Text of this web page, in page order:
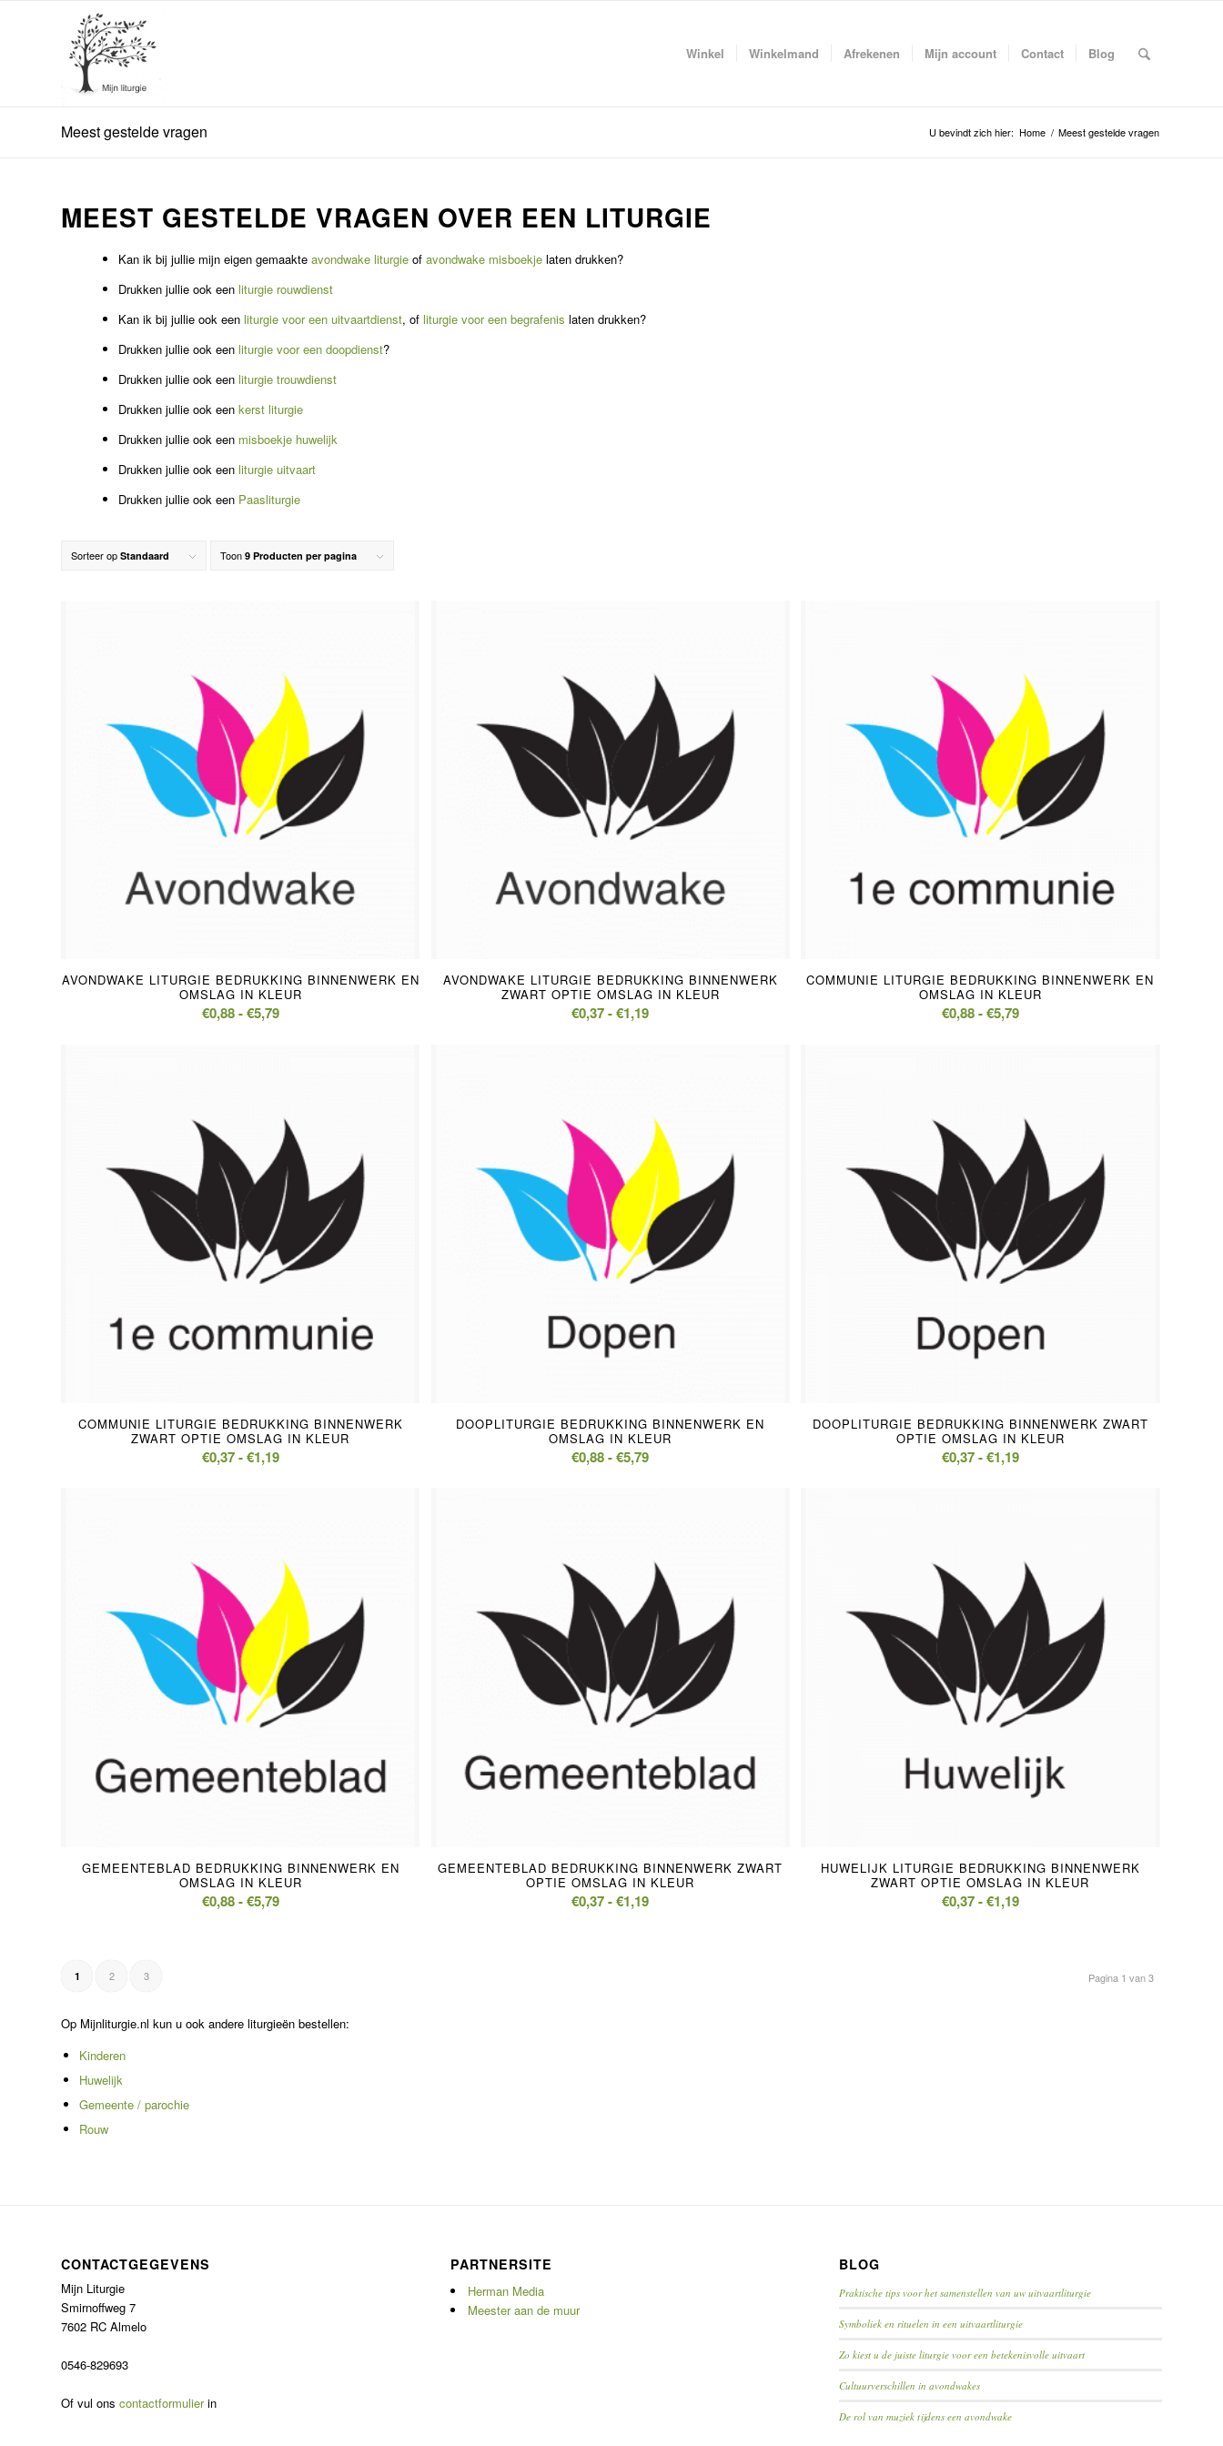
Winkel Winkelmand Afrekenen Mijn account Contact Blog
Meest gestelde vragen U bevindt zich hier: Home / Meest gestelde vragen
MEEST GESTELDE VRAGEN OVER EEN LITURGIE
Kan ik bij jullie mijn eigen gemaakte avondwake liturgie of avondwake misboekje laten drukken?
Drukken jullie ook een liturgie rouwdienst
Kan ik bij jullie ook een liturgie voor een uitvaartdienst, of liturgie voor een begrafenis laten drukken?
Drukken jullie ook een liturgie voor een doopdienst?
Drukken jullie ook een liturgie trouwdienst
Drukken jullie ook een kerst liturgie
Drukken jullie ook een misboekje huwelijk
Drukken jullie ook een liturgie uitvaart
Drukken jullie ook een Paasliturgie
Sorteer op Standaard Toon 9 Producten per pagina
AVONDWAKE LITURGIE BEDRUKKING BINNENWERK EN
OMSLAG IN KLEUR
€0,88-€5,79Prijsklasse:
AVONDWAKE LITURGIE BEDRUKKING BINNENWERK
ZWART OPTIE OMSLAG IN KLEUR
€0,37-€1,19Prijsklasse:
COMMUNIE LITURGIE BEDRUKKING BINNENWERK EN
OMSLAG IN KLEUR
€0,88-€5,79Prijsklasse:
COMMUNIE LITURGIE BEDRUKKING BINNENWERK
ZWART OPTIE OMSLAG IN KLEUR
€0,37-€1,19Prijsklasse:
DOOPLITURGIE BEDRUKKING BINNENWERK EN
OMSLAG IN KLEUR
€0,88-€5,79Prijsklasse:
DOOPLITURGIE BEDRUKKING BINNENWERK ZWART
OPTIE OMSLAG IN KLEUR
€0,37-€1,19Prijsklasse:
GEMEENTEBLAD BEDRUKKING BINNENWERK EN
OMSLAG IN KLEUR
€0,88-€5,79Prijsklasse:
GEMEENTEBLAD BEDRUKKING BINNENWERK ZWART
OPTIE OMSLAG IN KLEUR
€0,37-€1,19Prijsklasse:
HUWELIJK LITURGIE BEDRUKKING BINNENWERK
ZWART OPTIE OMSLAG IN KLEUR
€0,37-€1,19Prijsklasse:
Pagina 1 van 3
1 2 3
Op Mijnliturgie.nl kun u ook andere liturgieën bestellen:
Kinderen
Huwelijk
Gemeente / parochie
Rouw
CONTACTGEGEVENS
Mijn Liturgie
Smirnoffweg 7
7602 RC Almelo
0546-829693
Of vul ons contactformulierin
PARTNERSITE
Herman Media
Meester aan de muur
BLOG
Praktische tips voor het samenstellen van uw uitvaartliturgie
Symboliek en rituelen in een uitvaartliturgie
Zo kiest u de juiste liturgie voor een betekenisvolle uitvaart
Cultuurverschillen in avondwakes
De rol van muziek tijdens een avondwake